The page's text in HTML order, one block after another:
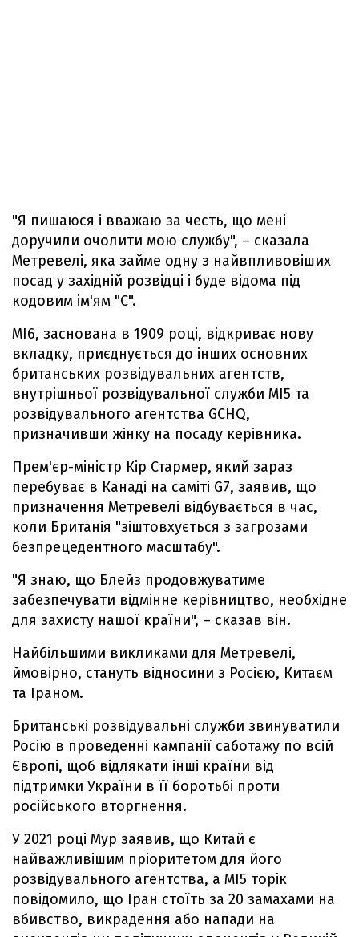
"Я пишаюся і вважаю за честь, що мені
доручили очолити мою службу", – сказала
Метревелі, яка займе одну з найвпливовіших
посад у західній розвідці і буде відома під
кодовим ім'ям "C".
MI6, заснована в 1909 році, відкриває нову
вкладку, приєднується до інших основних
британських розвідувальних агентств,
внутрішньої розвідувальної служби MI5 та
розвідувального агентства GCHQ,
призначивши жінку на посаду керівника.
Прем'єр-міністр Кір Стармер, який зараз
перебуває в Канаді на саміті G7, заявив, що
призначення Метревелі відбувається в час,
коли Британія "зіштовхується з загрозами
безпрецедентного масштабу".
"Я знаю, що Блейз продовжуватиме
забезпечувати відмінне керівництво, необхідне
для захисту нашої країни", – сказав він.
Найбільшими викликами для Метревелі,
ймовірно, стануть відносини з Росією, Китаєм
та Іраном.
Британські розвідувальні служби звинуватили
Росію в проведенні кампанії саботажу по всій
Європі, щоб відлякати інші країни від
підтримки України в її боротьбі проти
російського вторгнення.
У 2021 році Мур заявив, що Китай є
найважливішим пріоритетом для його
розвідувального агентства, а MI5 торік
повідомило, що Іран стоїть за 20 замахами на
вбивство, викрадення або напади на